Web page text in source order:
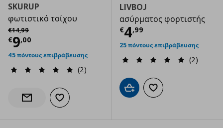
SKURUP
φωτιστικό τοίχου
€14,99
Αρχική τιμή
€9,00
Τρέχουσα τιμή € 9,00
45 πόντους επιβράβευσης
(2)
Ενημέρωση διαθεσιμότητας
Προσθήκη στα αγαπημένα
LIVBOJ
ασύρματος φορτιστής
€4,99
Τρέχουσα
25 πόντους επιβράβευσης
(2)
Προσθήκη στο καλάθι
Προσθήκη στα